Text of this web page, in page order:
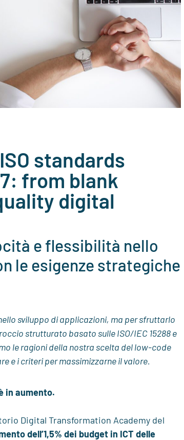
standards
from blank
digital
e flessibilità nello
le esigenze strategiche
sviluppo di applicazioni, ma per sfruttarlo
strutturato basato sulle ISO/IEC 15288 e
le ragioni della nostra scelta del low-code
e i criteri per massimizzarne il valore.
in aumento.
Digital Transformation Academy del
dell’1,5% dei budget in ICT delle